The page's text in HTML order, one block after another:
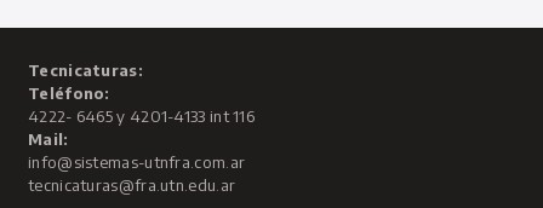
Tecnicaturas:
Teléfono:
4222- 6465 y 4201-4133 int 116
Mail:
info@sistemas-utnfra.com.ar
tecnicaturas@fra.utn.edu.ar